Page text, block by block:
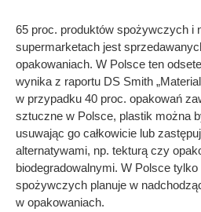
65 proc. produktów spożywczych i
supermarketach jest
opakowaniach. W Polsce ten
wynika z raportu DS Smith
w przypadku 40 proc. opakowań
sztuczne w Polsce, plastik można
usuwając go całkowicie lub
alternatywami, np. tekturą czy
biodegradowalnymi. W Polsce
spożywczych planuje w
w opakowaniach.